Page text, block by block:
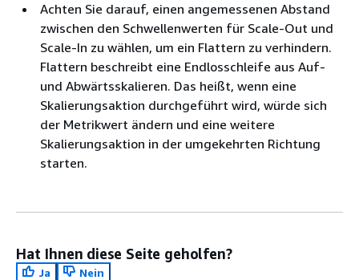
Achten Sie darauf, einen angemessenen Abstand
zwischen den Schwellenwerten für Scale-Out und
Scale-In zu wählen, um ein Flattern zu verhindern.
Flattern beschreibt eine Endlosschleife aus Auf-
und Abwärtsskalieren. Das heißt, wenn eine
Skalierungsaktion durchgeführt wird, würde sich
der Metrikwert ändern und eine weitere
Skalierungsaktion in der umgekehrten Richtung
starten.
Hat Ihnen diese Seite geholfen?
Ja
Nein